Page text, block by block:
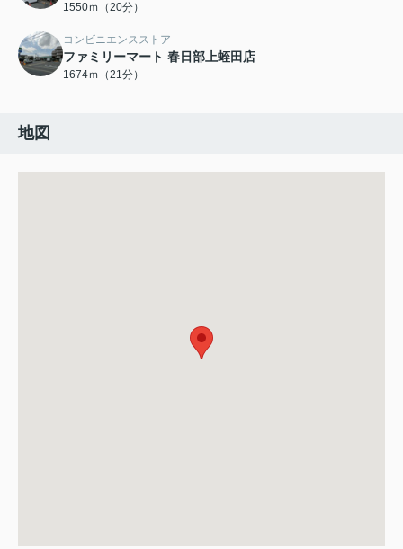
1550ｍ（20分）
コンビニエンスストア
ファミリーマート 春日部上蛭田店
1674ｍ（21分）
地図